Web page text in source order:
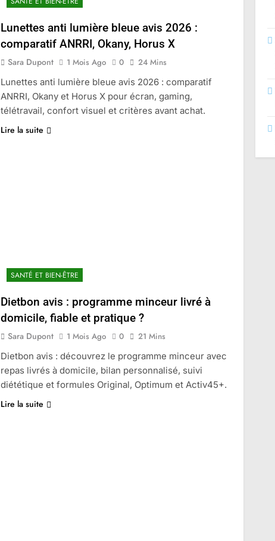
Lunettes anti lumière bleue avis 2026 :
comparatif ANRRI, Okany, Horus X
Sara Dupont 1 Mois Ago 0
24 Mins
Lunettes anti lumière bleue avis 2026 : comparatif
ANRRI, Okany et Horus X pour écran, gaming,
télétravail, confort visuel et critères avant achat.
Lire la suite
SANTÉ ET BIEN-ÊTRE
Dietbon avis : programme minceur livré à
domicile, fiable et pratique ?
Sara Dupont 1 Mois Ago 0
21 Mins
Dietbon avis : découvrez le programme minceur avec
repas livrés à domicile, bilan personnalisé, suivi
diététique et formules Original, Optimum et Activ45+.
Lire la suite